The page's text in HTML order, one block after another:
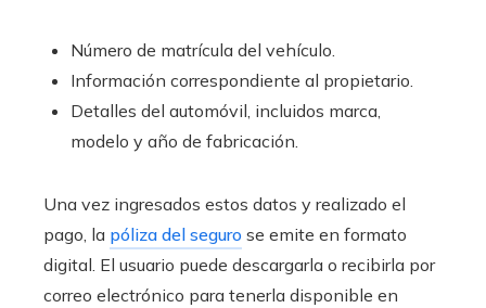
Número de matrícula del vehículo.
Información correspondiente al propietario.
Detalles del automóvil, incluidos marca,
modelo y año de fabricación.
Una vez ingresados estos datos y realizado el
pago, la póliza del seguro se emite en formato
digital. El usuario puede descargarla o recibirla por
correo electrónico para tenerla disponible en